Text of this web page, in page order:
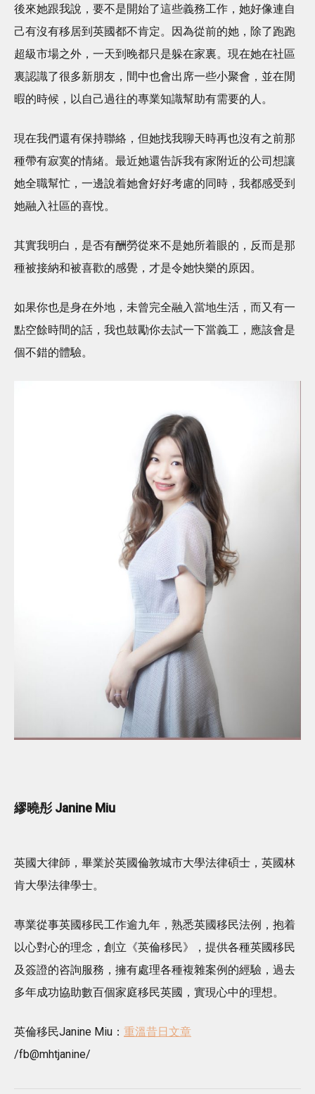
後來她跟我說，要不是開始了這些義務工作，她好像連自
己有沒有移居到英國都不肯定。因為從前的她，除了跑跑
超級市場之外，一天到晚都只是躲在家裏。現在她在社區
裏認識了很多新朋友，間中也會出席一些小聚會，並在閒
暇的時候，以自己過往的專業知識幫助有需要的人。
現在我們還有保持聯絡，但她找我聊天時再也沒有之前那
種帶有寂寞的情緒。最近她還告訴我有家附近的公司想讓
她全職幫忙，一邊說着她會好好考慮的同時，我都感受到
她融入社區的喜悅。
其實我明白，是否有酬勞從來不是她所着眼的，反而是那
種被接納和被喜歡的感覺，才是令她快樂的原因。
如果你也是身在外地，未曾完全融入當地生活，而又有一
點空餘時間的話，我也鼓勵你去試一下當義工，應該會是
個不錯的體驗。
繆曉彤 Janine Miu
英國大律師，畢業於英國倫敦城市大學法律碩士，英國林
肯大學法律學士。
專業從事英國移民工作逾九年，熟悉英國移民法例，抱着
以心對心的理念，創立《英倫移民》，提供各種英國移民
及簽證的咨詢服務，擁有處理各種複雜案例的經驗，過去
多年成功協助數百個家庭移民英國，實現心中的理想。
英倫移民Janine Miu： 重溫昔日文章
/fb@mhtjanine/